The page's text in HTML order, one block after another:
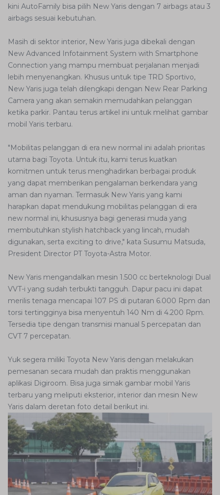
kini AutoFamily bisa pilih New Yaris dengan 7 airbags atau 3
airbags sesuai kebutuhan.
Masih di sektor interior, New Yaris juga dibekali dengan
New Advanced Infotainment System with Smartphone
Connection yang mampu membuat perjalanan menjadi
lebih menyenangkan. Khusus untuk tipe TRD Sportivo,
New Yaris juga telah dilengkapi dengan New Rear Parking
Camera yang akan semakin memudahkan pelanggan
ketika parkir. Pantau terus artikel ini untuk melihat gambar
mobil Yaris terbaru.
"Mobilitas pelanggan di era new normal ini adalah prioritas
utama bagi Toyota. Untuk itu, kami terus kuatkan
komitmen untuk terus menghadirkan berbagai produk
yang dapat memberikan pengalaman berkendara yang
aman dan nyaman. Termasuk New Yaris yang kami
harapkan dapat mendukung mobilitas pelanggan di era
new normal ini, khususnya bagi generasi muda yang
membutuhkan stylish hatchback yang lincah, mudah
digunakan, serta exciting to drive," kata Susumu Matsuda,
President Director PT Toyota-Astra Motor.
New Yaris mengandalkan mesin 1.500 cc berteknologi Dual
VVT-i yang sudah terbukti tangguh. Dapur pacu ini dapat
merilis tenaga mencapai 107 PS di putaran 6.000 Rpm dan
torsi tertingginya bisa menyentuh 140 Nm di 4.200 Rpm.
Tersedia tipe dengan transmisi manual 5 percepatan dan
CVT 7 percepatan.
Yuk segera miliki Toyota New Yaris dengan melakukan
pemesanan secara mudah dan praktis menggunakan
aplikasi Digiroom. Bisa juga simak gambar mobil Yaris
terbaru yang meliputi eksterior, interior dan mesin New
Yaris dalam deretan foto detail berikut ini.